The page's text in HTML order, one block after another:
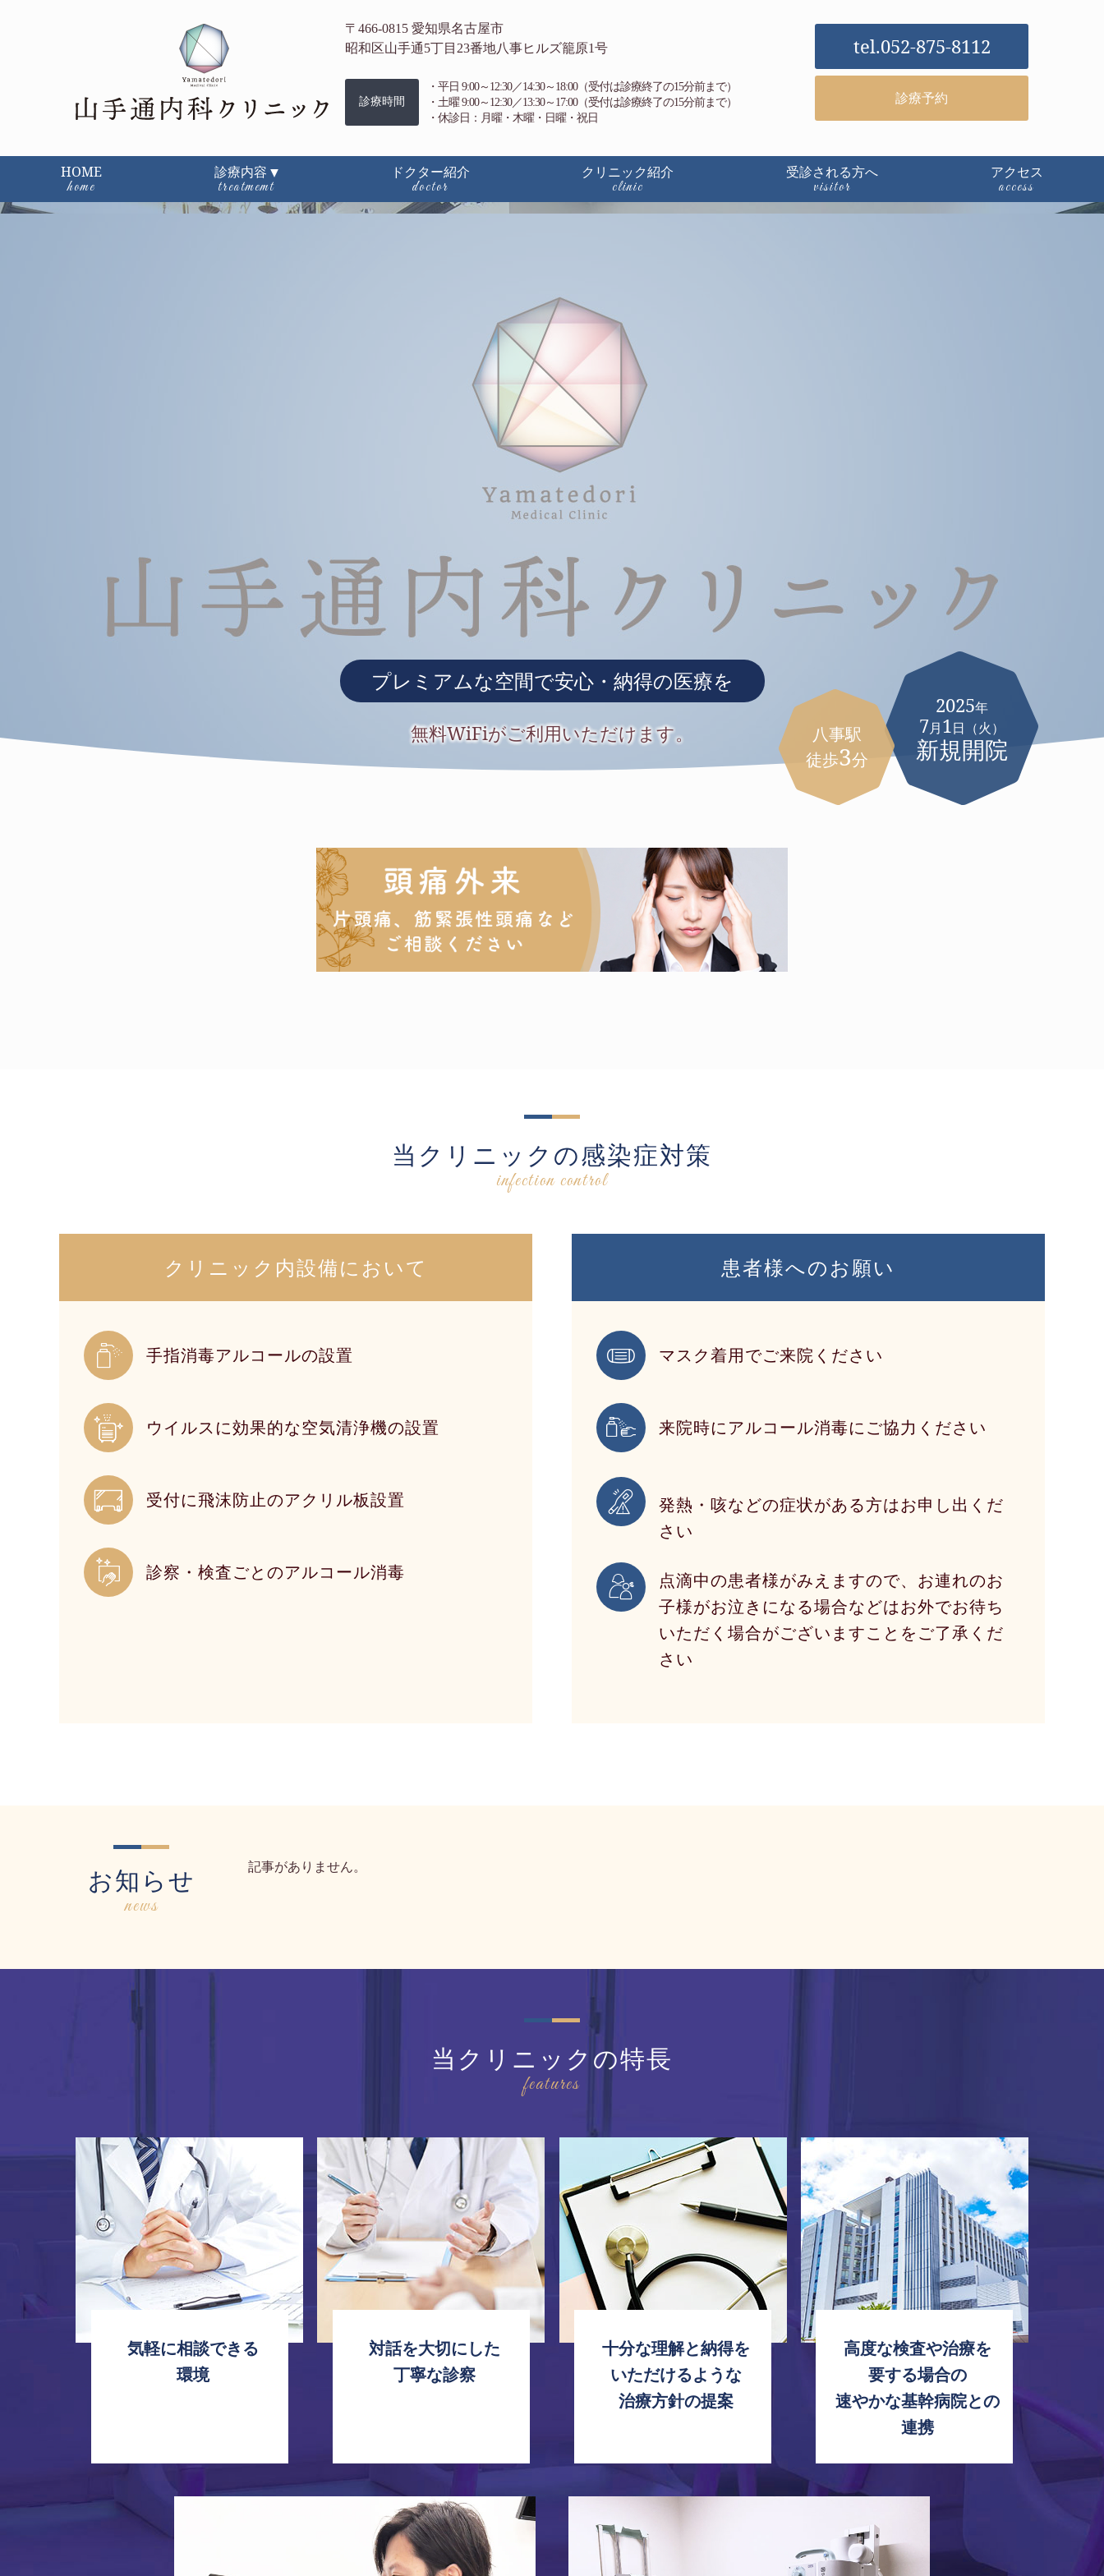
〒466-0815 愛知県名古屋市
昭和区山手通5丁目23番地八事ヒルズ籠原1号
診療時間
・平日 9:00～12:30／14:30～18:00（受付は診療終了の15分前まで）
・土曜 9:00～12:30／13:30～17:00（受付は診療終了の15分前まで）
・休診日：月曜・木曜・日曜・祝日
052-875-8112
診療予約
HOME
home
診療内容
treatmemt
ドクター紹介
doctor
クリニック紹介
clinic
受診される方へ
visitor
アクセス
access
プレミアムな空間で安心・納得の医療を
無料WiFiがご利用いただけます。
八事駅
徒歩3分
2025年
7月1日（火）
新規開院
当クリニックの感染症対策
infection control
クリニック内設備において
手指消毒アルコールの設置
ウイルスに効果的な空気清浄機の設置
受付に飛沫防止のアクリル板設置
診察・検査ごとのアルコール消毒
患者様へのお願い
マスク着用でご来院ください
来院時にアルコール消毒にご協力ください
発熱・咳などの症状がある方はお申し出くだ
さい
点滴中の患者様がみえますので、お連れのお
子様がお泣きになる場合などはお外でお待ち
いただく場合がございますことをご了承くだ
さい
お知らせ
news
記事がありません。
当クリニックの特長
features
気軽に相談できる
環境
対話を大切にした
丁寧な診察
十分な理解と納得を
いただけるような
治療方針の提案
高度な検査や治療を
要する場合の
速やかな基幹病院との
連携